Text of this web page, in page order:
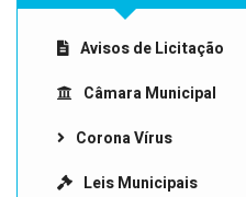
Avisos de Licitação
Câmara Municipal
Corona Vírus
Leis Municipais